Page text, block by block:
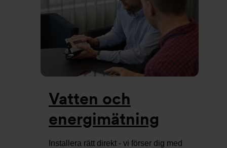
Vatten och
energimätning
Installera rätt direkt - vi förser dig med